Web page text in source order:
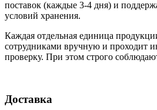
поставок (каждые 3-4 дня) и
условий хранения.
Каждая отдельная единица
сотрудниками вручную и проходит
проверку. При этом строго
Доставка